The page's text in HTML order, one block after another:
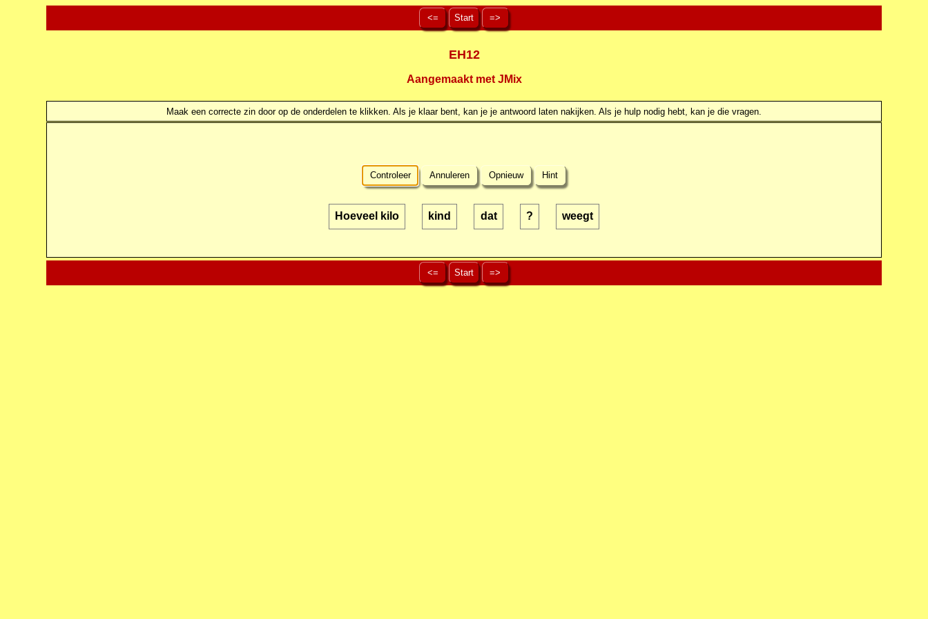
<= Start =>
EH12
Aangemaakt met JMix
Maak een correcte zin door op de onderdelen te klikken. Als je klaar bent, kan je je antwoord laten nakijken. Als je hulp nodig hebt, kan je die vragen.
Controleer Annuleren Opnieuw Hint
Hoeveel kilo kind dat ? weegt
<= Start =>